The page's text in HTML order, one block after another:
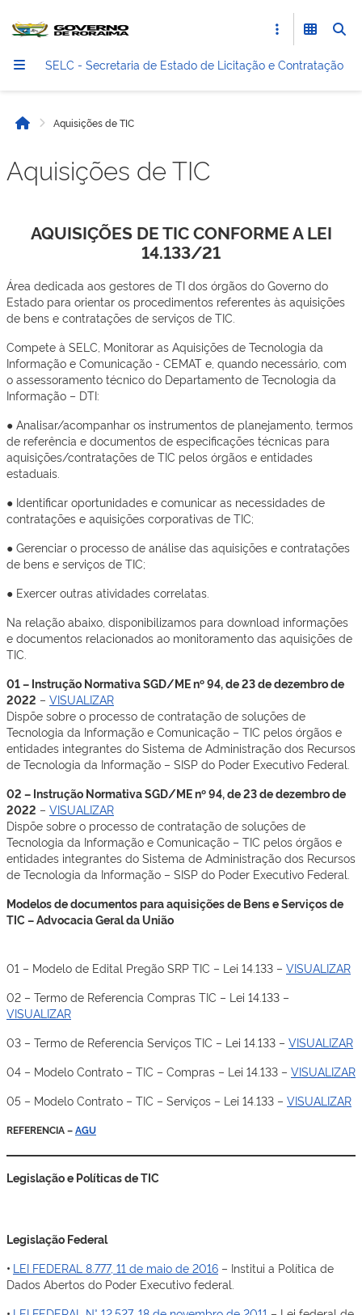
SELC - Secretaria de Estado de Licitação e Contratação
InícioAquisições de TIC
Aquisições de TIC
AQUISIÇÕES DE TIC CONFORME A LEI
14.133/21
Área dedicada aos gestores de TI dos órgãos do Governo do
Estado para orientar os procedimentos referentes às aquisições
de bens e contratações de serviços de TIC.
Compete à SELC, Monitorar as Aquisições de Tecnologia da
Informação e Comunicação ­- CEMAT e, quando necessário, com
o assessoramento técnico do Departamento de Tecnologia da
Informação – DTI:
● Analisar/acompanhar os instrumentos de planejamento, termos
de referência e documentos de especificações técnicas para
aquisições/contratações de TIC pelos órgãos e entidades
estaduais.
● Identificar oportunidades e comunicar as necessidades de
contratações e aquisições corporativas de TIC;
● Gerenciar o processo de análise das aquisições e contratações
de bens e serviços de TIC;
● Exercer outras atividades correlatas.
Na relação abaixo, disponibilizamos para download informações
e documentos relacionados ao monitoramento das aquisições de
TIC.
01 – Instrução Normativa SGD/ME nº 94, de 23 de dezembro de
2022 – VISUALIZAR
Dispõe sobre o processo de contratação de soluções de
Tecnologia da Informação e Comunicação – TIC pelos órgãos e
entidades integrantes do Sistema de Administração dos Recursos
de Tecnologia da Informação – SISP do Poder Executivo Federal.
02 – Instrução Normativa SGD/ME nº 94, de 23 de dezembro de
2022 – VISUALIZAR
Dispõe sobre o processo de contratação de soluções de
Tecnologia da Informação e Comunicação – TIC pelos órgãos e
entidades integrantes do Sistema de Administração dos Recursos
de Tecnologia da Informação – SISP do Poder Executivo Federal.
Modelos de documentos para aquisições de Bens e Serviços de
TIC – Advocacia Geral da União
01 – Modelo de Edital Pregão SRP TIC – Lei 14.133 – VISUALIZAR
02 – Termo de Referencia Compras TIC – Lei 14.133 –
VISUALIZAR
03 – Termo de Referencia Serviços TIC – Lei 14.133 – VISUALIZAR
04 – Modelo Contrato – TIC – Compras – Lei 14.133 – VISUALIZAR
05 – Modelo Contrato – TIC – Serviços – Lei 14.133 – VISUALIZAR
REFERENCIA –AGU
Legislação e Políticas de TIC
Legislação Federal
• LEI FEDERAL 8.777, 11 de maio de 2016 – Institui a Política de
Dados Abertos do Poder Executivo federal.